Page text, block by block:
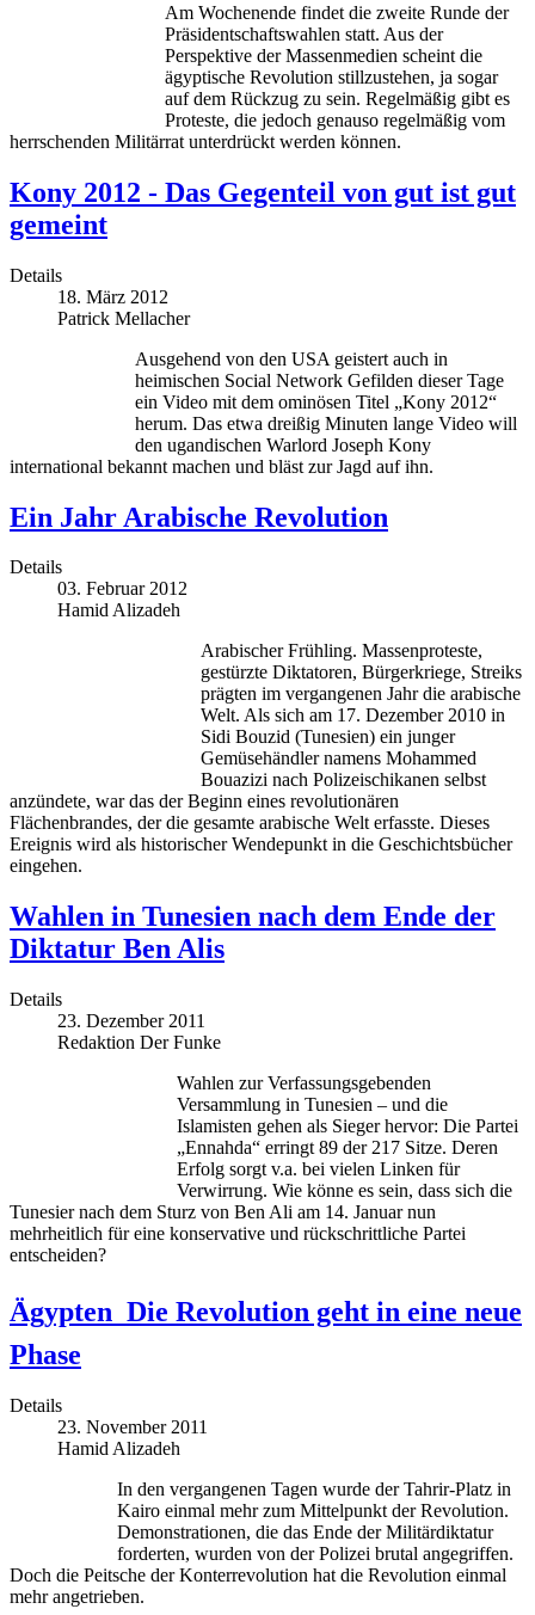
Am Wochenende findet die zweite Runde der
Präsidentschaftswahlen statt. Aus der
Perspektive der Massenmedien scheint die
ägyptische Revolution stillzustehen, ja sogar
auf dem Rückzug zu sein. Regelmäßig gibt es
Proteste, die jedoch genauso regelmäßig vom
herrschenden Militärrat unterdrückt werden können.
Kony 2012 - Das Gegenteil von gut ist gut
gemeint
Details
18. März 2012
Patrick Mellacher
Ausgehend von den USA geistert auch in
heimischen Social Network Gefilden dieser Tage
ein Video mit dem ominösen Titel „Kony 2012“
herum. Das etwa dreißig Minuten lange Video will
den ugandischen Warlord Joseph Kony
international bekannt machen und bläst zur Jagd auf ihn.
Ein Jahr Arabische Revolution
Details
03. Februar 2012
Hamid Alizadeh
Arabischer Frühling. Massenproteste,
gestürzte Diktatoren, Bürgerkriege, Streiks
prägten im vergangenen Jahr die arabische
Welt. Als sich am 17. Dezember 2010 in
Sidi Bouzid (Tunesien) ein junger
Gemüsehändler namens Mohammed
Bouazizi nach Polizeischikanen selbst
anzündete, war das der Beginn eines revolutionären
Flächenbrandes, der die gesamte arabische Welt erfasste. Dieses
Ereignis wird als historischer Wendepunkt in die Geschichtsbücher
eingehen.
Wahlen in Tunesien nach dem Ende der
Diktatur Ben Alis
Details
23. Dezember 2011
Redaktion Der Funke
Wahlen zur Verfassungsgebenden
Versammlung in Tunesien – und die
Islamisten gehen als Sieger hervor: Die Partei
„Ennahda“ erringt 89 der 217 Sitze. Deren
Erfolg sorgt v.a. bei vielen Linken für
Verwirrung. Wie könne es sein, dass sich die
Tunesier nach dem Sturz von Ben Ali am 14. Januar nun
mehrheitlich für eine konservative und rückschrittliche Partei
entscheiden?
Ägypten  Die Revolution geht in eine neue
Phase
Details
23. November 2011
Hamid Alizadeh
In den vergangenen Tagen wurde der Tahrir-Platz in
Kairo einmal mehr zum Mittelpunkt der Revolution.
Demonstrationen, die das Ende der Militärdiktatur
forderten, wurden von der Polizei brutal angegriffen.
Doch die Peitsche der Konterrevolution hat die Revolution einmal
mehr angetrieben.